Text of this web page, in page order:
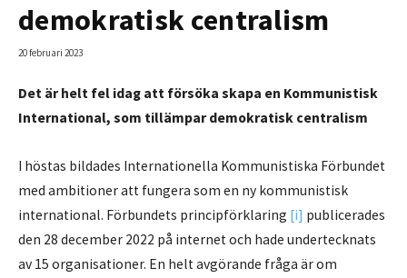
demokratisk centralism
20 februari 2023
Det är helt fel idag att försöka skapa en Kommunistisk
International, som tillämpar demokratisk centralism
I höstas bildades Internationella Kommunistiska Förbundet
med ambitioner att fungera som en ny kommunistisk
international. Förbundets principförklaring [i] publicerades
den 28 december 2022 på internet och hade undertecknats
av 15 organisationer. En helt avgörande fråga är om